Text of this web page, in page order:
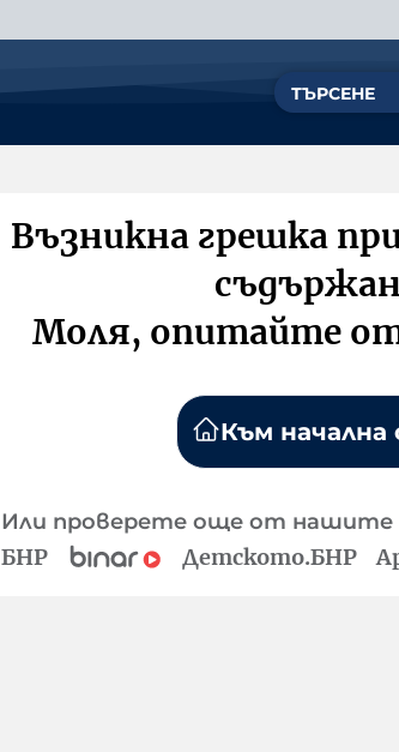
Възникна грешка
Моля, опитайте
Към
Или проверете още от нашите
БНР Детското.БНР